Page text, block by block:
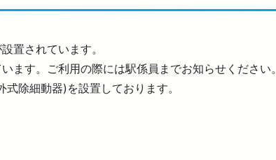
置されています。
ます。ご利用の際には駅係員までお知らせください。
除細動器)を設置しております。